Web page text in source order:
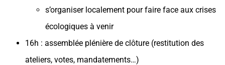
s’organiser localement pour faire face aux crises
écologiques à venir
16h : assemblée plénière de clôture (restitution des
ateliers, votes, mandatements…)